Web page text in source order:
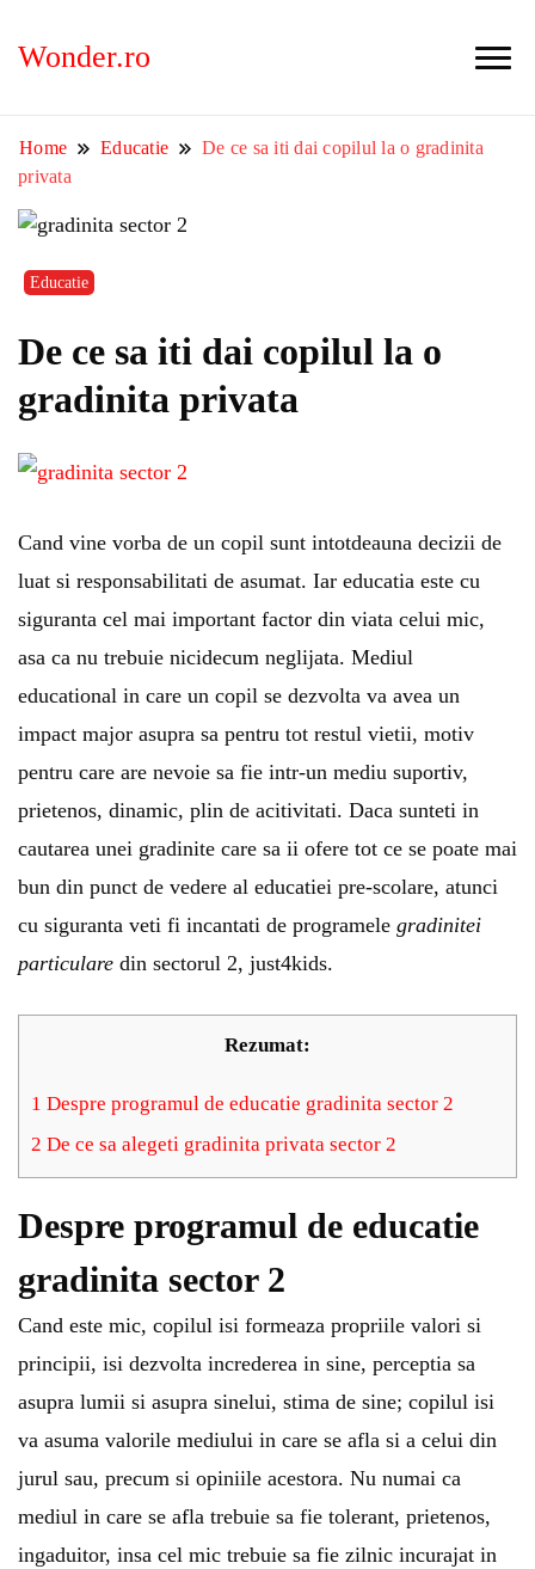
Wonder.ro
Home Educatie
De ce sa iti dai copilul la o gradinita
privata
Educatie
De ce sa iti dai copilul la o
gradinita privata
Cand vine vorba de un copil sunt intotdeauna decizii de
luat si responsabilitati de asumat. Iar educatia este cu
siguranta cel mai important factor din viata celui mic,
asa ca nu trebuie nicidecum neglijata. Mediul
educational in care un copil se dezvolta va avea un
impact major asupra sa pentru tot restul vietii, motiv
pentru care are nevoie sa fie intr-un mediu suportiv,
prietenos, dinamic, plin de acitivitati. Daca sunteti in
cautarea unei gradinite care sa ii ofere tot ce se poate mai
bun din punct de vedere al educatiei pre-scolare, atunci
cu siguranta veti fi incantati de programele gradinitei
particulare din sectorul 2, just4kids.
Rezumat:
1 Despre programul de educatie gradinita sector 2
2 De ce sa alegeti gradinita privata sector 2
Despre programul de educatie
gradinita sector 2
Cand este mic, copilul isi formeaza propriile valori si
principii, isi dezvolta increderea in sine, perceptia sa
asupra lumii si asupra sinelui, stima de sine; copilul isi
va asuma valorile mediului in care se afla si a celui din
jurul sau, precum si opiniile acestora. Nu numai ca
mediul in care se afla trebuie sa fie tolerant, prietenos,
ingaduitor, insa cel mic trebuie sa fie zilnic incurajat in